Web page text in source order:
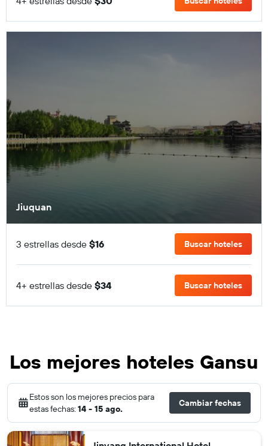
Jiuquan
3 estrellas desde $16 Buscar hoteles
4+ estrellas desde $34 Buscar hoteles
Los mejores hoteles Gansu
Estos son los mejores precios para
estas fechas: 14 - 15 ago.
Cambiar fechas